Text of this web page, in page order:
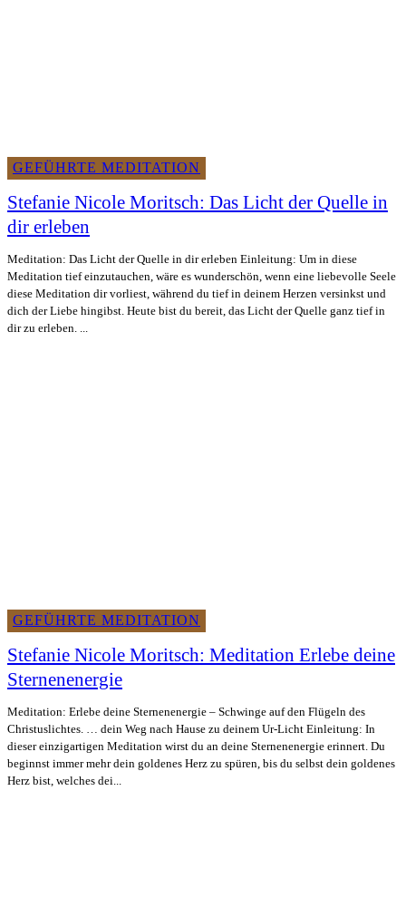
GEFÜHRTE MEDITATION
Stefanie Nicole Moritsch: Das Licht der Quelle in
dir erleben
Meditation: Das Licht der Quelle in dir erleben Einleitung: Um in diese
Meditation tief einzutauchen, wäre es wunderschön, wenn eine liebevolle Seele
diese Meditation dir vorliest, während du tief in deinem Herzen versinkst und
dich der Liebe hingibst. Heute bist du bereit, das Licht der Quelle ganz tief in
dir zu erleben. ...
GEFÜHRTE MEDITATION
Stefanie Nicole Moritsch: Meditation Erlebe deine
Sternenenergie
Meditation: Erlebe deine Sternenenergie – Schwinge auf den Flügeln des
Christuslichtes. … dein Weg nach Hause zu deinem Ur-Licht Einleitung: In
dieser einzigartigen Meditation wirst du an deine Sternenenergie erinnert. Du
beginnst immer mehr dein goldenes Herz zu spüren, bis du selbst dein goldenes
Herz bist, welches dei...